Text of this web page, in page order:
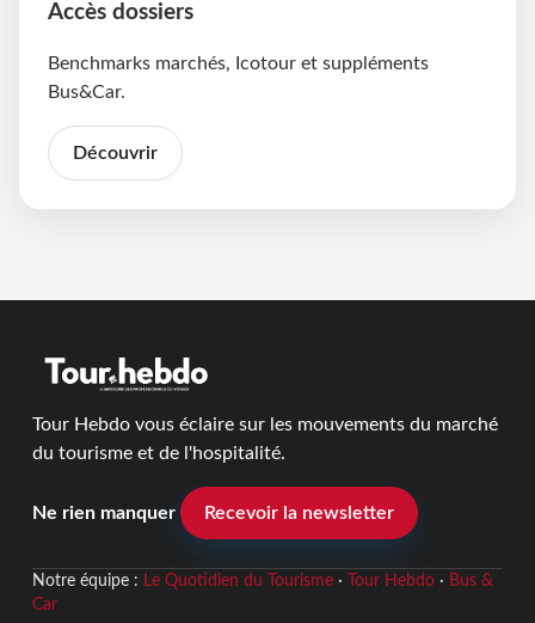
Accès dossiers
Benchmarks marchés, Icotour et suppléments
Bus&Car.
Découvrir
Tour Hebdo vous éclaire sur les mouvements du marché
du tourisme et de l'hospitalité.
Ne rien manquer Recevoir la newsletter
Notre équipe : Le Quotidien du Tourisme· Tour Hebdo· Bus &
Car